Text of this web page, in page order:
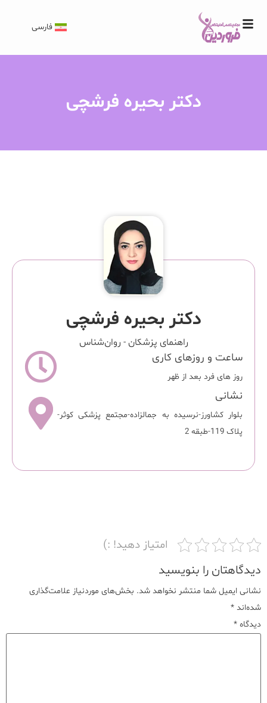
فارسی
دکتر بحیره فرشچی
دکتر بحیره فرشچی
راهنمای پزشکان - روان‌شناس
ساعت و روزهای کاری
روز های فرد بعد از ظهر
نشانی
بلوار کشاورز-نرسیده به جمالزاده-مجتمع پزشکی کوثر-
پلاک 119-طبقه 2
امتیاز دهید! :)
دیدگاهتان را بنویسید
نشانی ایمیل شما منتشر نخواهد شد. بخش‌های موردنیاز علامت‌گذاری
شده‌اند *
دیدگاه *